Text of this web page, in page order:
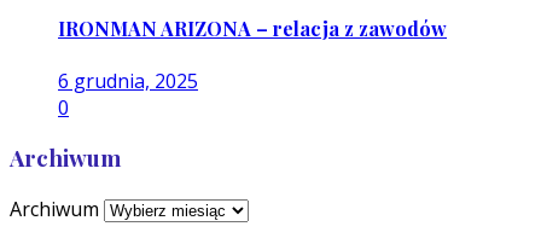
IRONMAN ARIZONA – relacja z zawodów
6 grudnia, 2025
0
Archiwum
Archiwum